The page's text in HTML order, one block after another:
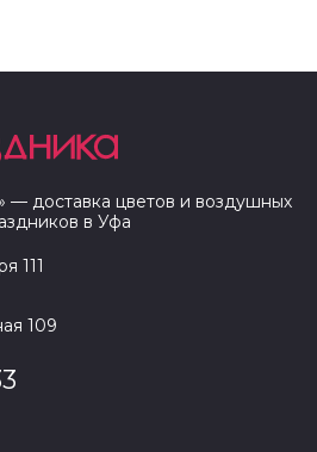
— доставка цветов и воздушных
в Уфа
111
109